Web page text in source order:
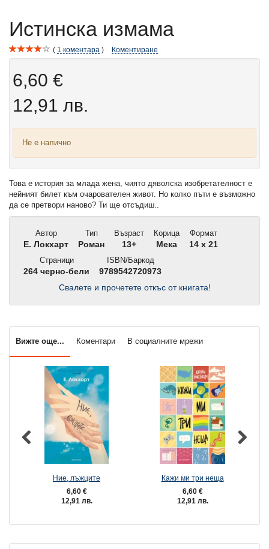
Истинска измама
1 коментара Коментиране
6,60 €
12,91 лв.
Не е налично
Това е история за млада жена, чиято дяволска изобретателност е
нейният билет към очарователен живот. Но колко пъти е възможно
да се претвори наново? Ти ще отсъдиш..
Автор
E. Локхарт
Тип
Роман
Възраст
13+
Корица
Мека
Формат
14 x 21
Страници
264 черно-бели
ISBN/Баркод
9789542720973
Свалете и прочетете откъс от книгата!
Вижте още... Коментари В социалните мрежи
Ние, лъжците
6,60 €
12,91 лв.
Кажи ми три неща
6,60 €
12,91 лв.